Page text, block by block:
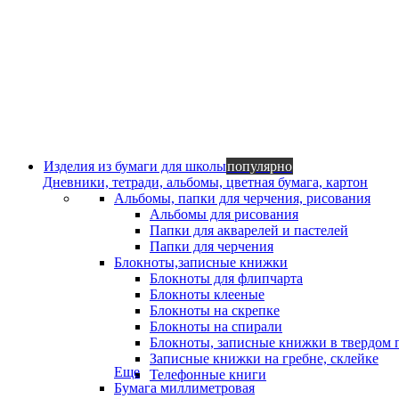
Изделия из бумаги для школыпопулярно
Дневники, тетради, альбомы, цветная бумага, картон
Альбомы, папки для черчения, рисования
Альбомы для рисования
Папки для акварелей и пастелей
Папки для черчения
Блокноты,записные книжки
Блокноты для флипчарта
Блокноты клееные
Блокноты на скрепке
Блокноты на спирали
Блокноты, записные книжки в твердом
Записные книжки на гребне, склейке
Телефонные книги
Еще
Бумага миллиметровая